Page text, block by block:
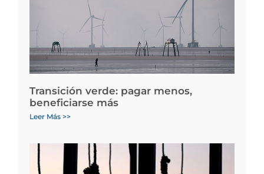
Transición verde: pagar menos,
beneficiarse más
Leer Más >>